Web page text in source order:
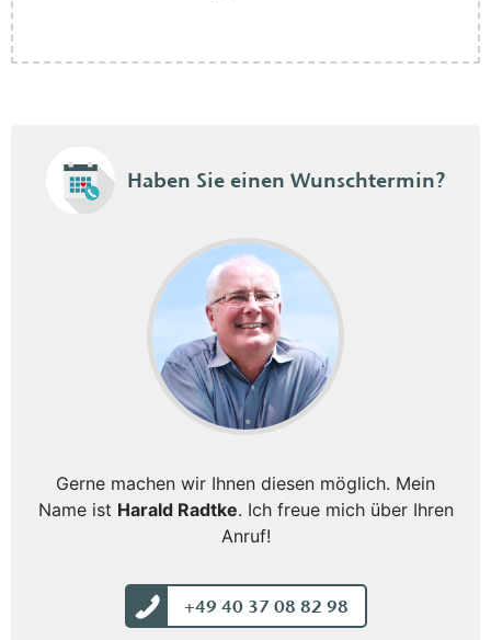
Haben Sie einen Wunschtermin?
Gerne machen wir Ihnen diesen möglich. Mein
Name ist Harald Radtke. Ich freue mich über Ihren
Anruf!
+49 40 37 08 82 98